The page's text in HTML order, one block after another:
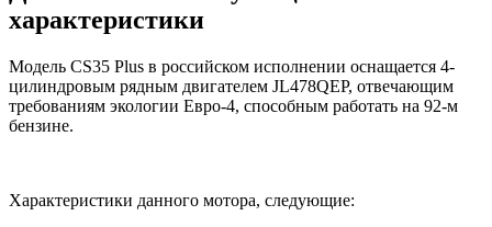
характеристики
Модель CS35 Plus в российском исполнении оснащается 4-
цилиндровым рядным двигателем JL478QEP, отвечающим
требованиям экологии Евро-4, способным работать на 92-м
бензине.
Характеристики данного мотора, следующие: